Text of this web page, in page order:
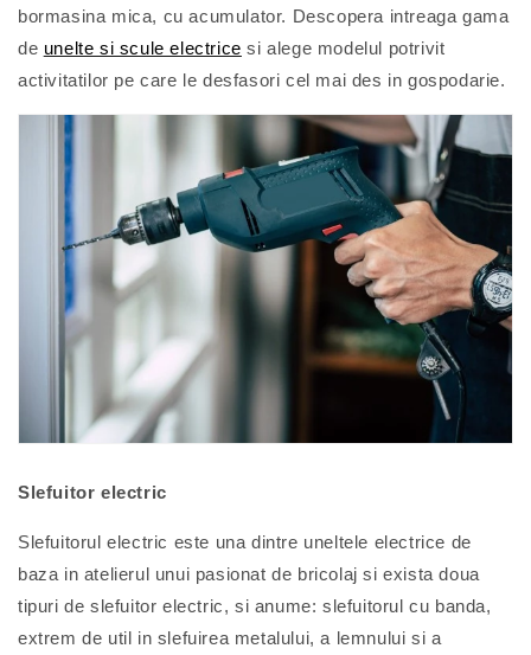
bormasina mica, cu acumulator. Descopera intreaga gama
de unelte si scule electrice si alege modelul potrivit
activitatilor pe care le desfasori cel mai des in gospodarie.
Slefuitor electric
Slefuitorul electric este una dintre uneltele electrice de
baza in atelierul unui pasionat de bricolaj si exista doua
tipuri de slefuitor electric, si anume: slefuitorul cu banda,
extrem de util in slefuirea metalului, a lemnului si a